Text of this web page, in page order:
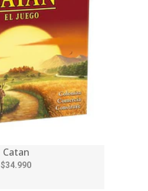
Catan
$34.990